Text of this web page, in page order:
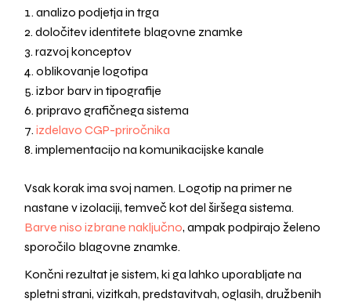
analizo podjetja in trga
določitev identitete blagovne znamke
razvoj konceptov
oblikovanje logotipa
izbor barv in tipografije
pripravo grafičnega sistema
izdelavo CGP-priročnika
implementacijo na komunikacijske kanale
Vsak korak ima svoj namen. Logotip na primer ne
nastane v izolaciji, temveč kot del širšega sistema.
Barve niso izbrane naključno, ampak podpirajo želeno
sporočilo blagovne znamke.
Končni rezultat je sistem, ki ga lahko uporabljate na
spletni strani, vizitkah, predstavitvah, oglasih, družbenih